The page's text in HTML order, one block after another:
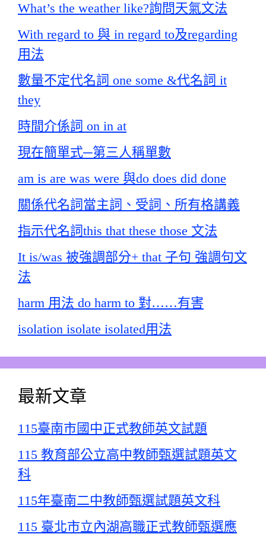
What’s the weather like?詢問天氣文法
With regard to 與 in regard to及regarding
用法
數量不定代名詞 one some &代名詞 it
they
時間介係詞 on in at
現在簡單式─第三人稱單數
am is are was were 與do does did done
關係代名詞當主詞、受詞、所有格講義
指示代名詞this that these those 文法
It is/was 被強調部分+ that 子句 強調句文
法
harm 用法 do harm to 對……有害
isolation isolate isolated用法
最新文章
115臺南市國中正式教師英文試題
115 教育部公立高中教師甄選試題英文
科
115年臺南二中教師甄選試題英文科
115 臺北市立內湖高職正式教師甄選應